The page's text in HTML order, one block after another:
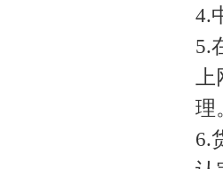
4.
5.
理
6.